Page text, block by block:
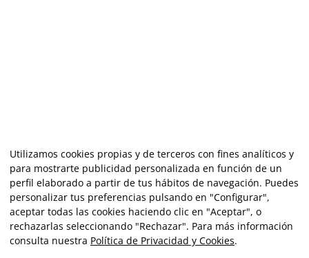
Utilizamos cookies propias y de terceros con fines analíticos y
para mostrarte publicidad personalizada en función de un
perfil elaborado a partir de tus hábitos de navegación. Puedes
personalizar tus preferencias pulsando en "Configurar",
aceptar todas las cookies haciendo clic en "Aceptar", o
rechazarlas seleccionando "Rechazar". Para más información
consulta nuestra Política de Privacidad y Cookies.